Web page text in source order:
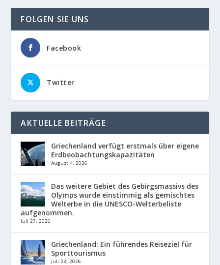
FOLGEN SIE UNS
Facebook
Twitter
AKTUELLE BEITRÄGE
Griechenland verfügt erstmals über eigene
Erdbeobachtungskapazitäten
August 4, 2026
Das weitere Gebiet des Gebirgsmassivs des
Olymps wurde einstimmig als gemischtes
Welterbe in die UNESCO-Welterbeliste
aufgenommen.
Juli 27, 2026
Griechenland: Ein führendes Reiseziel für
Sporttourismus
Juli 23, 2026